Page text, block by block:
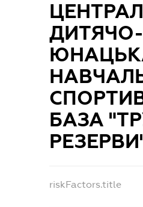
ДИТЯЧО-
БАЗА
riskFactors.title